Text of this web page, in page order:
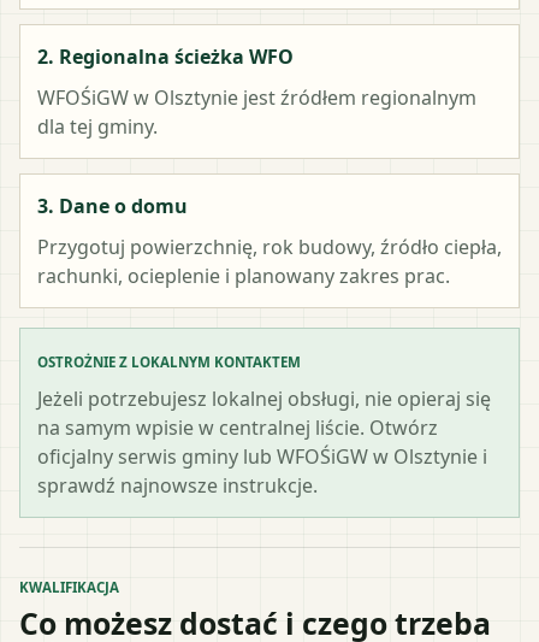
2. Regionalna ścieżka WFO
WFOŚiGW w Olsztynie jest źródłem regionalnym
dla tej gminy.
3. Dane o domu
Przygotuj powierzchnię, rok budowy, źródło ciepła,
rachunki, ocieplenie i planowany zakres prac.
OSTROŻNIE Z LOKALNYM KONTAKTEM
Jeżeli potrzebujesz lokalnej obsługi, nie opieraj się
na samym wpisie w centralnej liście. Otwórz
oficjalny serwis gminy lub WFOŚiGW w Olsztynie i
sprawdź najnowsze instrukcje.
KWALIFIKACJA
Co możesz dostać i czego trzeba